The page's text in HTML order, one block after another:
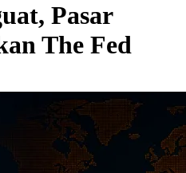
Pasar
The Fed